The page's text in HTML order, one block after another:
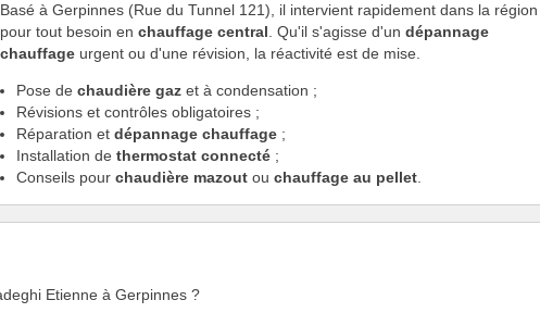
Basé à Gerpinnes (Rue du Tunnel 121), il intervient rapidement dans la région
pour tout besoin enchauffage central . Qu'il s'agisse d'undépannage
chauffage urgent ou d'une révision, la réactivité est de mise.
Pose dechaudière gaz et à condensation ;
Révisions et contrôles obligatoires ;
Réparation etdépannage chauffage ;
Installation dethermostat connecté ;
Conseils pourchaudière mazout ouchauffage au pellet
Etienne à Gerpinnes ?